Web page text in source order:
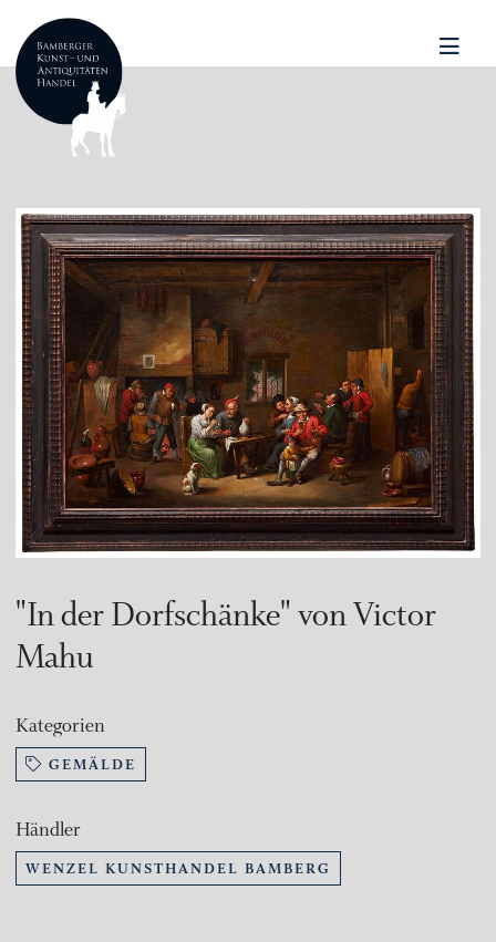
"In der Dorfschänke" von Victor
Mahu
Kategorien
GEMÄLDE
Händler
WENZEL KUNSTHANDEL BAMBERG